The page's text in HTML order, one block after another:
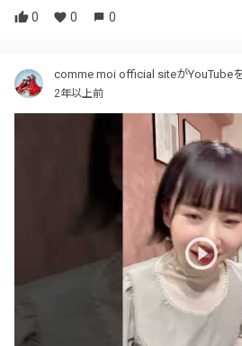
0 0 0
comme moi official siteがYouTube
2年以上前